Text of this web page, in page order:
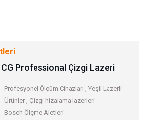
Professional Çizgi Lazeri
Profesyonel Ölçüm Cihazları ,Yeşil Lazerli
Ürünler , Çizgi hizalama lazerleri
Bosch Ölçme Aletleri